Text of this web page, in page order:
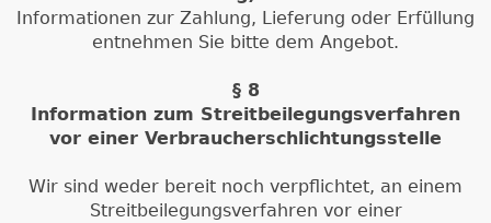
Informationen zur Zahlung, Lieferung oder Erfüllung
entnehmen Sie bitte dem Angebot.
§ 8
Information zum Streitbeilegungsverfahren
vor einer Verbraucherschlichtungsstelle
Wir sind weder bereit noch verpflichtet, an einem
Streitbeilegungsverfahren vor einer